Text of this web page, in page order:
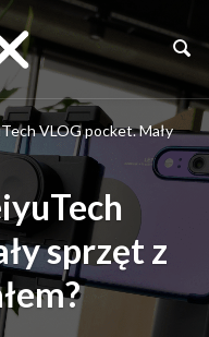
VLOG pocket. Mały
sprzęt z